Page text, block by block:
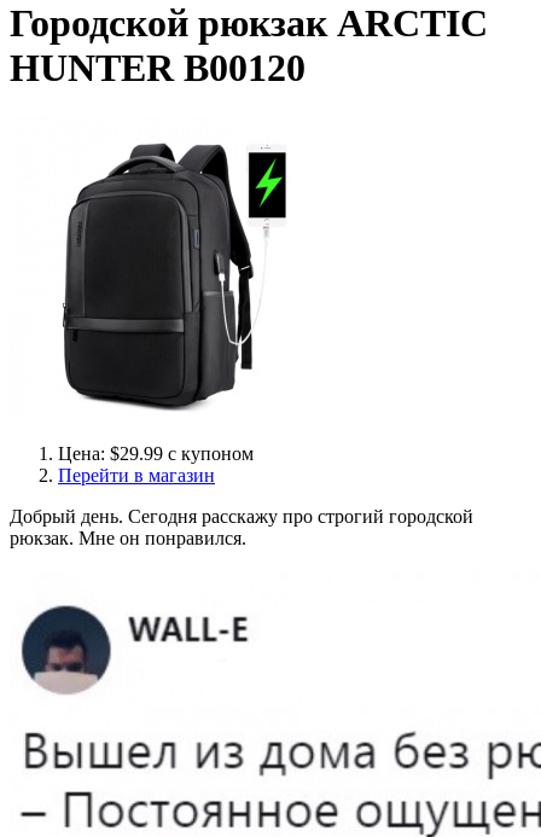
Городской рюкзак ARCTIC
HUNTER B00120
Цена: $29.99 с купоном
Перейти в магазин
Добрый день. Сегодня расскажу про строгий городской
рюкзак. Мне он понравился.